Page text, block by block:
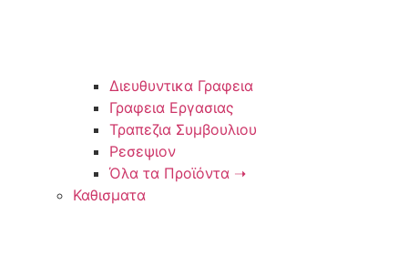
Διευθυντικα Γραφεια
Γραφεια Εργασιας
Τραπεζια Συμβουλιου
Ρεσεψιον
Όλα τα Προϊόντα ➝
Καθισματα